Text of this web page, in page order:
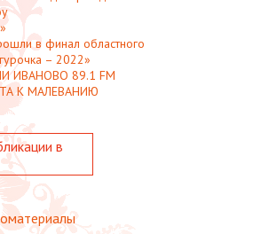
в финал областного
– 2022»
ИВАНОВО 89.1 FM
К МАЛЕВАНИЮ
в